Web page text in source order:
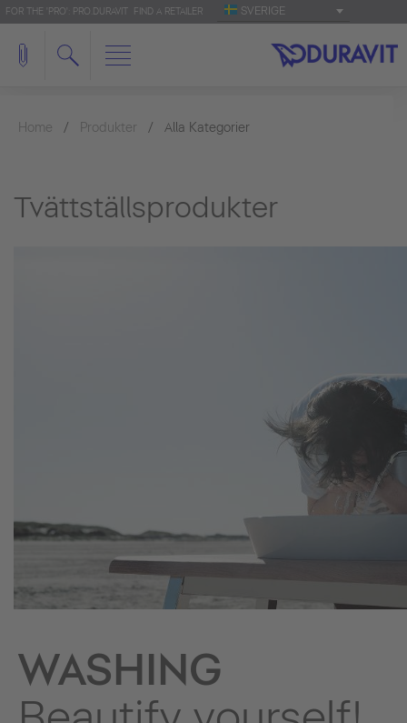
FOR THE 'PRO': PRO.DURAVIT FIND A RETAILER SVERIGE
Home Produkter Alla Kategorier
Tvättställsprodukter
WASHING